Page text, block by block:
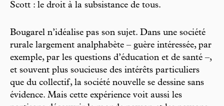
Scott : le droit à la subsistance de tous.
Bougarel n’idéalise pas son sujet. Dans une société
rurale largement analphabète – guère intéressée, par
exemple, par les questions d’éducation et de santé –,
et souvent plus soucieuse des intérêts particuliers
que du collectif, la société nouvelle se dessine sans
évidence. Mais cette expérience voit aussi les